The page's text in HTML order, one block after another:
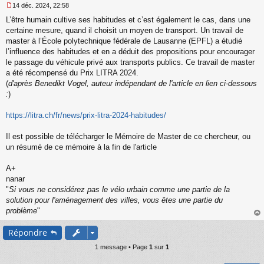
e
s
s
g
e
n
o
14 déc. 2024, 22:58
L’être humain cultive ses habitudes et c’est également le cas, dans une
certaine mesure, quand il choisit un moyen de transport. Un travail de
master à l’École polytechnique fédérale de Lausanne (EPFL) a étudié
l’influence des habitudes et en a déduit des propositions pour encourager
le passage du véhicule privé aux transports publics. Ce travail de master
a été récompensé du Prix LITRA 2024.
(d'après Benedikt Vogel, auteur indépendant de l'article en lien ci-dessous
:)
https://litra.ch/fr/news/prix-litra-2024-habitudes/
Il est possible de télécharger le Mémoire de Master de ce chercheur, ou
un résumé de ce mémoire à la fin de l'article
A+
nanar
"Si vous ne considérez pas le vélo urbain comme une partie de la
solution pour l'aménagement des villes, vous êtes une partie du
problème"
au
Répondre
1 message • Page 1 sur 1